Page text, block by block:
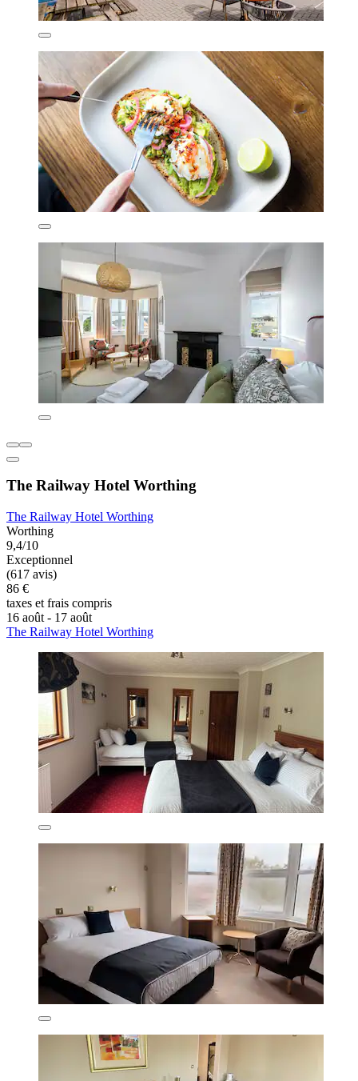
The Railway Hotel Worthing
The Railway Hotel Worthing
Worthing
9,4/10
Exceptionnel
(617 avis)
86 €
taxes et frais compris
16 août - 17 août
The Railway Hotel Worthing